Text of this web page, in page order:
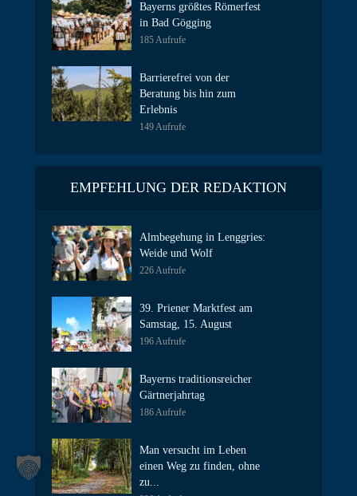
Bayerns größtes Römerfest
in Bad Gögging
185 Aufrufe
Barrierefrei von der
Beratung bis hin zum
Erlebnis
149 Aufrufe
EMPFEHLUNG DER REDAKTION
Almbegehung in Lenggries:
Weide und Wolf
226 Aufrufe
39. Priener Marktfest am
Samstag, 15. August
196 Aufrufe
Bayerns traditionsreicher
Gärtnerjahrtag
186 Aufrufe
Man versucht im Leben
einen Weg zu finden, ohne
zu...